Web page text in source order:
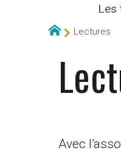
Les
Lectures
Avec